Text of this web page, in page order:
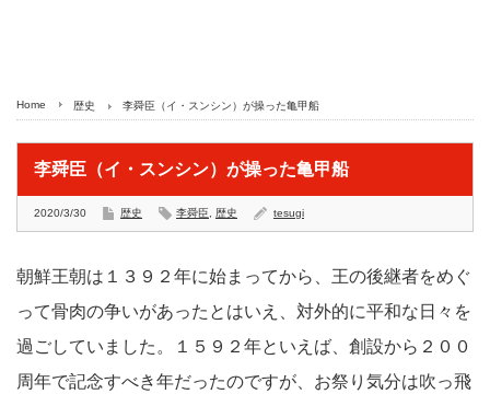
Home 歴史 李舜臣（イ・スンシン）が操った亀甲船
李舜臣（イ・スンシン）が操った亀甲船
2020/3/30 歴史 李舜臣 歴史 tesugi
朝鮮王朝は１３９２年に始まってから、王の後継者をめぐ
って骨肉の争いがあったとはいえ、対外的に平和な日々を
過ごしていました。１５９２年といえば、創設から２００
周年で記念すべき年だったのですが、お祭り気分は吹っ飛